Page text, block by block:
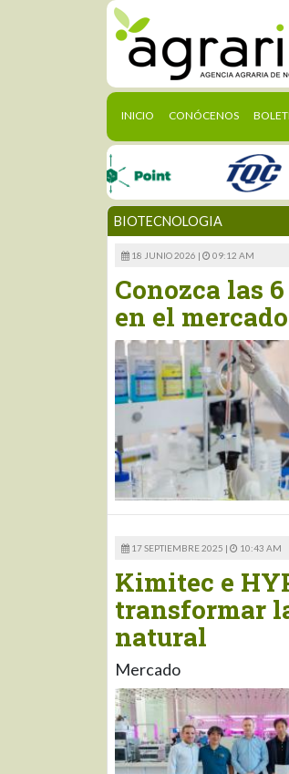
INICIO (CURRENT)
CONÓCENOS
BIOTECNOLOGIA
18 JUNIO 2026 | 09:12 AM
Conozca las
en el mercado
17 SEPTIEMBRE 2025 | 10:43 AM
Kimitec e
transformar
natural
Mercado